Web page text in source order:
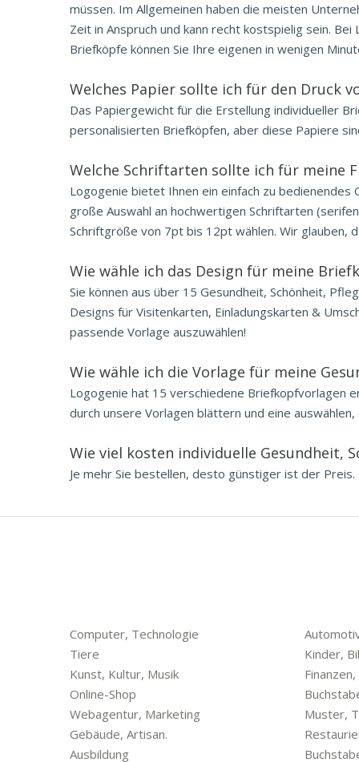
müssen. Im Allgemeinen haben die meisten
Zeit in Anspruch und kann recht kostspielig sein.
Briefköpfe können Sie Ihre eigenen in wenigen
Welches Papier sollte ich für den Druck
Das Papiergewicht für die Erstellung individueller
personalisierten Briefköpfen, aber diese Papiere
Welche Schriftarten sollte ich für meine
Logogenie bietet Ihnen ein einfach zu
große Auswahl an hochwertigen Schriftarten
Schriftgröße von 7pt bis 12pt wählen. Wir glauben,
Wie wähle ich das Design für meine
Sie können aus über 15 Gesundheit, Schönheit,
Designs für Visitenkarten, Einladungskarten &
passende Vorlage auszuwählen!
Wie wähle ich die Vorlage für meine
Logogenie hat 15 verschiedene Briefkopfvorlagen
durch unsere Vorlagen blättern und eine
Wie viel kosten individuelle Gesundheit,
Je mehr Sie bestellen, desto günstiger ist der
Computer, Technologie
Tiere
Kinder,
Kunst, Kultur, Musik
Online-Shop
Webagentur, Marketing
Muster,
Gebäude, Artisan.
Ausbildung